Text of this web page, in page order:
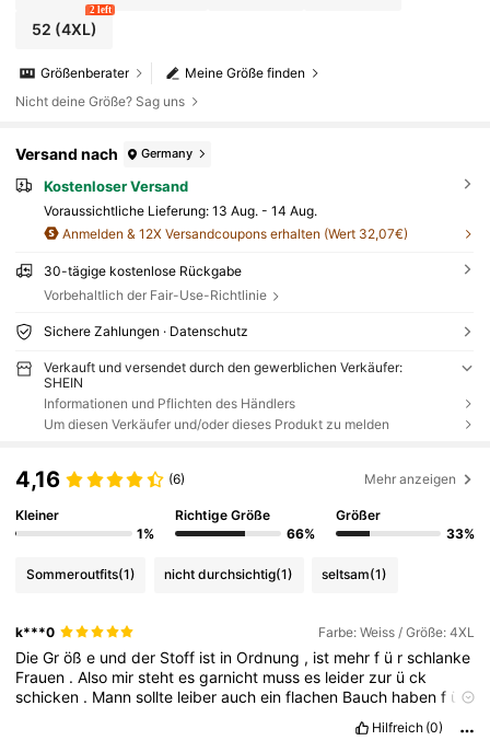
52 (4XL)
2 left
Meine Größe finden
Größenberater
Nicht deine Größe? Sag uns
Versand nach Germany
Kostenloser Versand
Voraussichtliche Lieferung: 13 Aug. - 14 Aug.
Anmelden & 12X Versandcoupons erhalten (Wert 32,07€)
30-tägige kostenlose Rückgabe
Vorbehaltlich der Fair-Use-Richtlinie
Sichere Zahlungen · Datenschutz
Verkauft und versendet durch den gewerblichen Verkäufer:
SHEIN
Informationen und Pflichten des Händlers
Um diesen Verkäufer und/oder dieses Produkt zu melden
4,16 (6) Mehr anzeigen
Kleiner
1%
Richtige Größe
66%
Größer
33%
Sommeroutfits(1) nicht durchsichtig(1) seltsam(1)
k***0 Farbe: Weiss / Größe: 4XL
DieGröße undder Stoff ist inOrdnung , ist mehrf ü rschlanke
Frauen .Also mirstehtesgarnicht musses leider zur ück
schicken . Mannsollte leiberaucheinflachen Bauch habenf ür
Hilfreich (0)